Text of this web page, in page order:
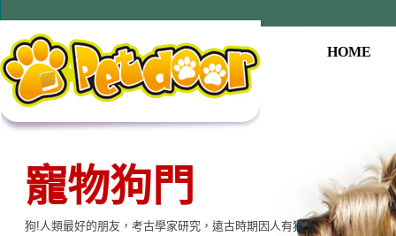
HOME
寵物狗門
狗!人類最好的朋友，考古學家研究，遠古時期因人有狗
寵物用品系列
本公司提供寵物專用相關產品，貓門、狗門、餵食器、